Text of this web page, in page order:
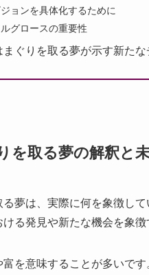
ョンを具体化するために
グロースの重要性
まぐりを取る夢が示す新たな
を取る夢の解釈と
夢は、実際に何を象徴し
る発見や新たな機会を象徴
を意味することが多いです